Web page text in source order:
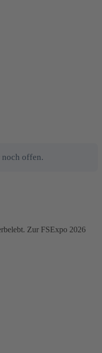
offen.
Zur FSExpo 2026